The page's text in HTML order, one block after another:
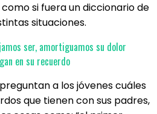
como si fuera un diccionario de
situaciones.
ser, amortiguamos su dolor
en su recuerdo
a los jóvenes cuáles
que tienen con sus padres,